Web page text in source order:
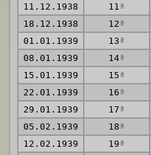
11.12.1938
11 ª
18.12.1938
12 ª
01.01.1939
13 ª
08.01.1939
14ª
15.01.1939
15 ª
22.01.1939
16 ª
29.01.1939
17 ª
05.02.1939
18 ª
12.02.1939
19 ª